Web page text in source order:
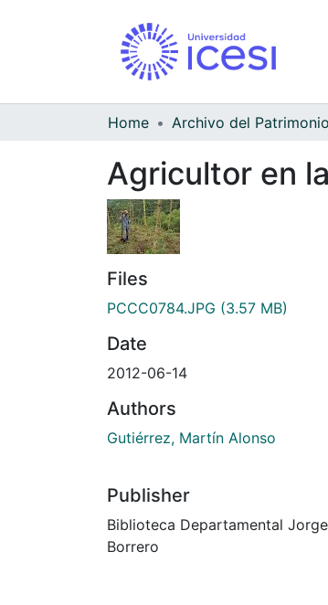
Home
Agricultor en
Files
PCCC0784.JPG (3.57 MB)
Date
2012-06-14
Authors
Gutiérrez, Martín Alonso
Publisher
Biblioteca Departamental
Borrero